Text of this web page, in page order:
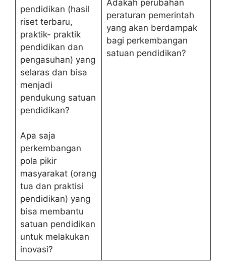
pendidikan (hasil
riset terbaru,
praktik- praktik
pendidikan dan
pengasuhan) yang
selaras dan bisa
menjadi
pendukung satuan
pendidikan?
Apa saja
perkembangan
pola pikir
masyarakat (orang
tua dan praktisi
pendidikan) yang
bisa membantu
satuan pendidikan
untuk melakukan
inovasi?
Adakah perubahan
peraturan pemerintah
yang akan berdampak
bagi perkembangan
satuan pendidikan?